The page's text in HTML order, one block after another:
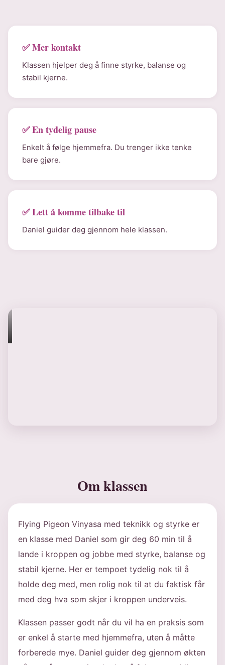
✅ Mer kontakt
Klassen hjelper deg å finne styrke, balanse og
stabil kjerne.
✅ En tydelig pause
Enkelt å følge hjemmefra. Du trenger ikke tenke
bare gjøre.
✅ Lett å komme tilbake til
Daniel guider deg gjennom hele klassen.
Om klassen
Flying Pigeon Vinyasa med teknikk og styrke er
en klasse med Daniel som gir deg 60 min til å
lande i kroppen og jobbe med styrke, balanse og
stabil kjerne. Her er tempoet tydelig nok til å
holde deg med, men rolig nok til at du faktisk får
med deg hva som skjer i kroppen underveis.
Klassen passer godt når du vil ha en praksis som
er enkel å starte med hjemmefra, uten å måtte
forberede mye. Daniel guider deg gjennom økten